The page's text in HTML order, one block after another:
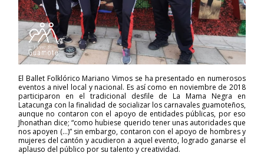
El Ballet Folklórico Mariano Vimos se ha presentado en numerosos
eventos a nivel local y nacional. Es así como en noviembre de 2018
participaron en el tradicional desfile de La Mama Negra en
Latacunga con la finalidad de socializar los carnavales guamoteños,
aunque no contaron con el apoyo de entidades públicas, por eso
Jhonathan dice; “como hubiese querido tener unas autoridades que
nos apoyen (…)” sin embargo, contaron con el apoyo de hombres y
mujeres del cantón y acudieron a aquel evento, logrado ganarse el
aplauso del público por su talento y creatividad.